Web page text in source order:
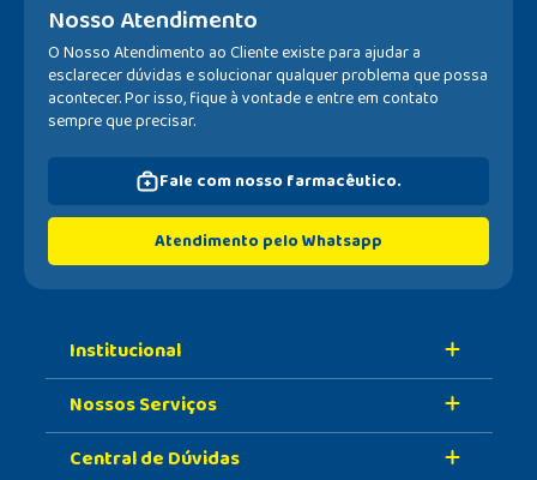
Nosso Atendimento
O Nosso Atendimento ao Cliente existe para ajudar a
esclarecer dúvidas e solucionar qualquer problema que possa
acontecer. Por isso, fique à vontade e entre em contato
sempre que precisar.
Fale com nosso farmacêutico.
Atendimento pelo Whatsapp
Institucional
Sobre A Nossa Drogaria
Nossa História
Nossos Serviços
Retire Na Loja
Central de Dúvidas